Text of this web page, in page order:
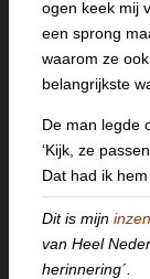
ogen keek mij
een sprong
waarom ze
belangrijkste
De man legde
‘Kijk, ze
Dat had ik
Dit is mijn
van Heel
herinnering´.